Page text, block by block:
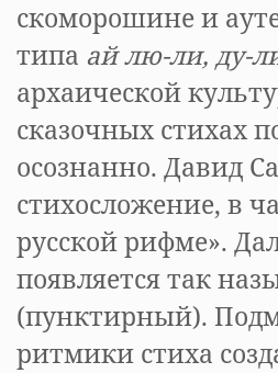
скоморошине и
типа ай лю-ли, ду-
архаической
сказочных стихах
осознанно. Давид
стихосложение, в
русской рифме».
появляется так
(пунктирный).
ритмики стиха